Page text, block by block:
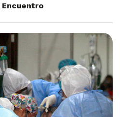
Encuentro